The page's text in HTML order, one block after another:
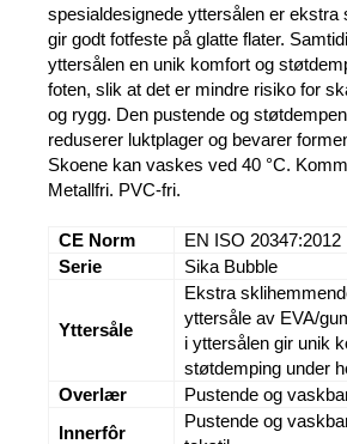
spesialdesignede yttersålen er ekstra
gir godt fotfeste på glatte flater.
yttersålen en unik komfort og
foten, slik at det er mindre risiko for
og rygg. Den pustende og
reduserer luktplager og bevarer
Skoene kan vaskes ved 40 °C.
Metallfri. PVC-fri.
CE Norm
EN ISO 20347:2012
Serie
Sika Bubble
Yttersåle
Ekstra
yttersåle av EVA/
i yttersålen gir unik
støtdemping under
Overlær
Pustende og
Innerfôr
Pustende og